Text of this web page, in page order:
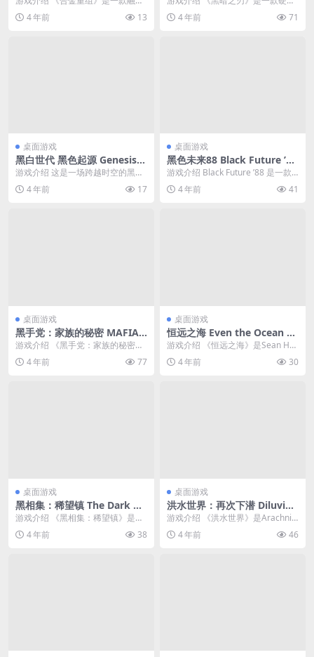
了机甲改造和Roguelite的俯视角射
击动作游...
4 年前 13
奇幻动作冒险类游戏，加入了独特
新颖的战斗机制和角...
4 年前 71
桌面游戏
黑白世代 黑色起源 Genesis N
oir 简体中文绿色版
游戏介绍 这是一场跨越时空的黑暗
旅程。当宇宙生灵间的三角恋演变
成一场激烈冲突时，...
4 年前 17
桌面游戏
黑色未来88 Black Future ’88
简体中文绿色版
游戏介绍 Black Future ’88 是一款
拥有强烈赛博朋克电音风格的Ro...
4 年前 41
桌面游戏
黑手党：家族的秘密 MAFIA:
Family’s Secret 简体中文绿
色版
游戏介绍 《黑手党：家族的秘密》
是一款自上而下的射击游戏。杀死
你的敌人，通过所有...
4 年前 77
桌面游戏
恒远之海 Even the Ocean 简
体中文绿色版
游戏介绍 《恒远之海》是Sean HT
CH和Joni Kittaka制作发行的一...
4 年前 30
桌面游戏
黑相集：稀望镇 The Dark Pic
tures Anthology: Little Ho
游戏介绍 《黑相集：稀望镇》是恐
怖冒险游戏《黑相集：棉兰号》的
续作。本作支援多种...
4 年前 38
桌面游戏
洪水世界：再次下潜 Diluvio
n: Resubmerged 简体中文绿
游戏介绍 《洪水世界》是Arachnid
Games制作的一款潜水艇为主题的
海底...4 年前 46